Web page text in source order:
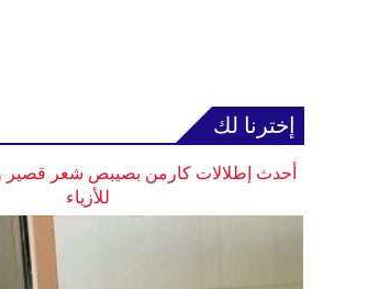
إخترنا لك
أحدث إطلالات كارمن بصيبص شعر قصير
للأزياء